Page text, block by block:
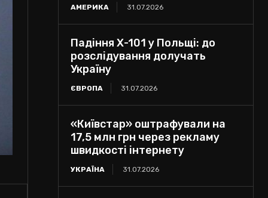
АМЕРИКА 31.07.2026
Падіння Х-101 у Польщі: до
розслідування долучать
Україну
ЄВРОПА 31.07.2026
«Київстар» оштрафували на
17,5 млн грн через рекламу
швидкості інтернету
УКРАЇНА 31.07.2026